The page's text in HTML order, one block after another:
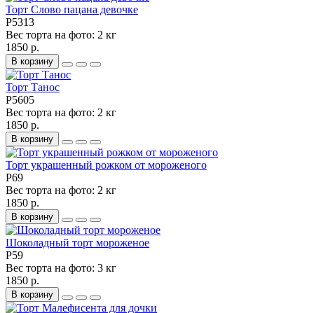
Торт Слово пацана девочке
P5313
Вес торта на фото: 2 кг
1850 р.
В корзину
Торт Танос
P5605
Вес торта на фото: 2 кг
1850 р.
В корзину
Торт украшенный рожком от мороженого
P69
Вес торта на фото: 2 кг
1850 р.
В корзину
Шоколадный торт мороженое
P59
Вес торта на фото: 3 кг
1850 р.
В корзину